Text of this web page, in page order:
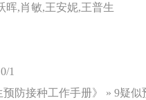
晖,肖敏,王安妮,王普生
1
预防接种工作手册》 » 9疑似